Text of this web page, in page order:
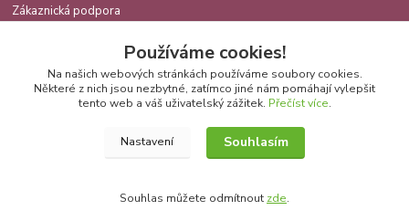
Zákaznická podpora
info@spokojenakocka.cz
Používáme cookies!
Na našich webových stránkách používáme soubory cookies.
Některé z nich jsou nezbytné, zatímco jiné nám pomáhají vylepšit
tento web a váš uživatelský zážitek. Přečíst více.
Nastavení Souhlasím
Souhlas můžete odmítnout zde.